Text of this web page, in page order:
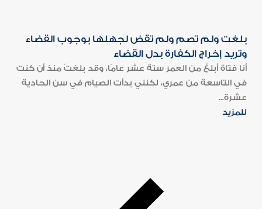
بلغت ولم تصم ولم تقض لجهلها بوجوب القضاء
وتريد إخراج الكفارة بدل القضاء
أنا فتاة أبلغ من العمر ستة عشر عامًا، وقد بلغتُ منذ أن كنت
في التاسعة من عمري، لكنني بدأت الصيام في سن الحادية
عشرة...
للمزيد